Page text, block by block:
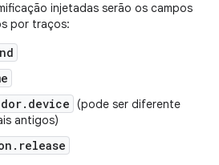
injetadas serão os campos
por traços:
(pode ser diferente
antigos)